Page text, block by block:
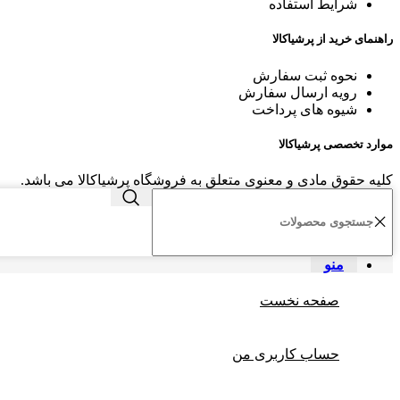
شرایط استفاده
راهنمای خرید از پرشیاکالا
نحوه ثبت سفارش
رویه ارسال سفارش
شیوه های پرداخت
موارد تخصصی پرشیاکالا
کلیه حقوق مادی و معنوی متعلق به فروشگاه پرشیاکالا می باشد.
منو
صفحه نخست
حساب کاربری من